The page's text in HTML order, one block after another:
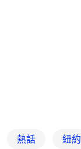
熱話 紐約